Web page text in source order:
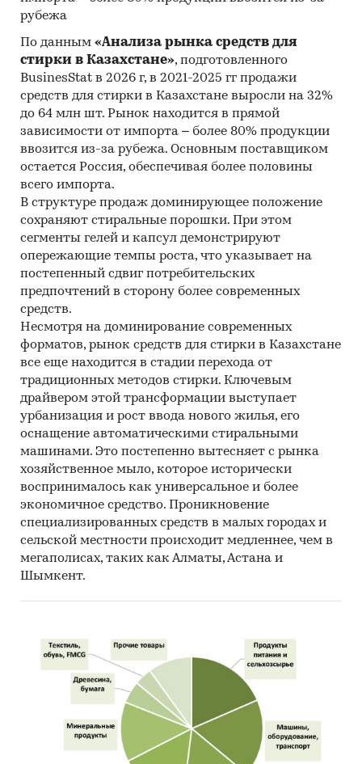
14. Материалы Организации экономического
сотрудничества и развития (Organization for
Economic Cooperation and Development).
15. Материалы International Trade Centre.
16. Материалы Index Mundi.
17. Результаты исследований DISCOVERY
Research Group.
Объем и структура выборки
Процедура контент-анализа документов не
предполагает расчета объема выборочной
совокупности. Обработке и анализу подлежат
все доступные исследователю документы.
Резюме:
В сентябре 2017 г. DISCOVERY Research Group
завершило исследование рынка
фармацевтической продукции в Казахстане.
По расчетам Discovery Research Group, объем
рынка фармацевтической продукции в
Казахстане в 2016 г. составил 80 551,7 млн.
тенге. Темпы прироста объема рынка в 2016
году в стоимостном выражении составили
14,8%.
Рынок фармацевтической продукции состоит
из семи сегментов: «Безрецептурные
аллергии», «Педиатрические препараты».
Наиболее крупным сегментом рынка является
сегмент «Безрецептурные лекарства». Его
объем в 2016 г. составил 58 671,7 млн. тенге. По
сравнению с 2015 г. объем сегмента вырос на
7650,3 млн. тенге.
рубежа
По данным «Анализа рынка средств для
стирки в Казахстане», подготовленного
BusinesStat в 2026 г, в 2021-2025 гг продажи
средств для стирки в Казахстане выросли на 32%
до 64 млн шт. Рынок находится в прямой
зависимости от импорта – более 80% продукции
ввозится из-за рубежа. Основным поставщиком
остается Россия, обеспечивая более половины
всего импорта.
В структуре продаж доминирующее положение
сохраняют стиральные порошки. При этом
сегменты гелей и капсул демонстрируют
опережающие темпы роста, что указывает на
постепенный сдвиг потребительских
предпочтений в сторону более современных
средств.
Несмотря на доминирование современных
форматов, рынок средств для стирки в Казахстане
все еще находится в стадии перехода от
традиционных методов стирки. Ключевым
драйвером этой трансформации выступает
урбанизация и рост ввода нового жилья, его
оснащение автоматическими стиральными
машинами. Это постепенно вытесняет с рынка
хозяйственное мыло, которое исторически
воспринималось как универсальное и более
экономичное средство. Проникновение
специализированных средств в малых городах и
сельской местности происходит медленнее, чем в
мегаполисах, таких как Алматы, Астана и
Шымкент.